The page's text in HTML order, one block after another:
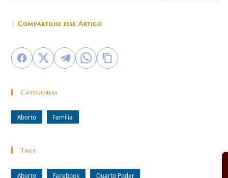
| Compartilhe esse Artigo
Categorias
Aborto Família
Tags
Aborto Facebook Quarto Poder